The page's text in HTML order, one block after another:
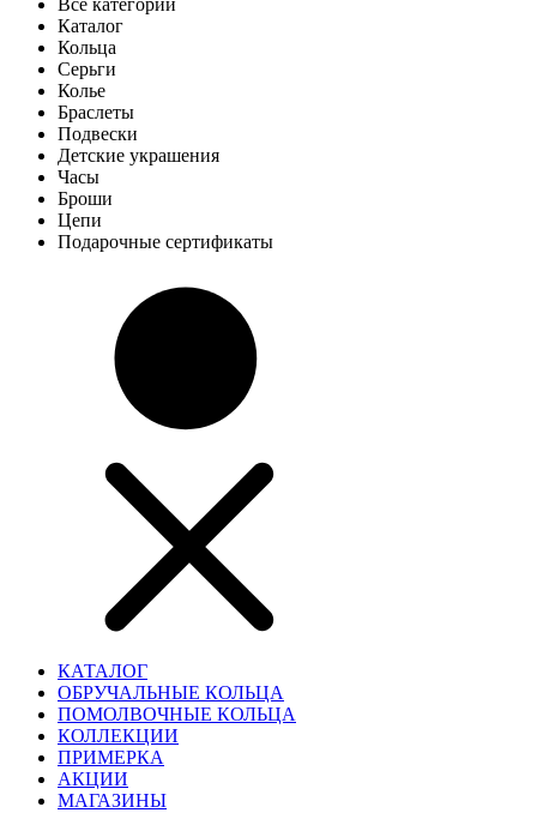
Все категории
Каталог
Кольца
Серьги
Колье
Браслеты
Подвески
Детские украшения
Часы
Броши
Цепи
Подарочные сертификаты
КАТАЛОГ
ОБРУЧАЛЬНЫЕ КОЛЬЦА
ПОМОЛВОЧНЫЕ КОЛЬЦА
КОЛЛЕКЦИИ
ПРИМЕРКА
АКЦИИ
МАГАЗИНЫ